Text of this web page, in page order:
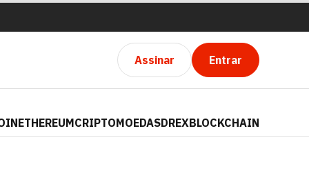
Assinar Entrar
ETHEREUMCRIPTOMOEDASDREXBLOCKCHAIN